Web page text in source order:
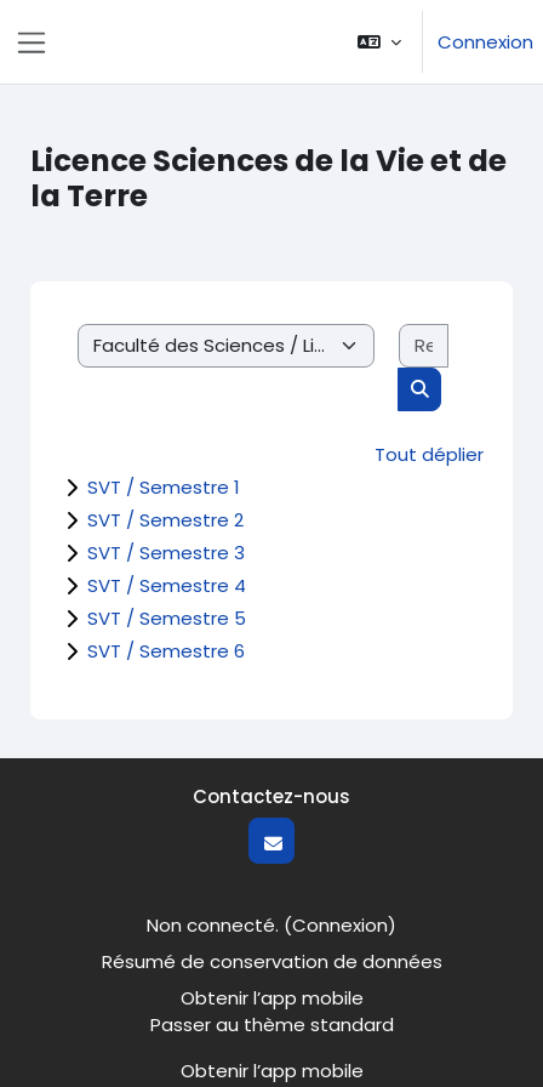
Connexion
Licence Sciences de la Vie et de
la Terre
Catégories de cours
Rechercher
Tout déplier
SVT / Semestre 1
SVT / Semestre 2
SVT / Semestre 3
SVT / Semestre 4
SVT / Semestre 5
SVT / Semestre 6
Contactez-nous
Non connecté. (Connexion)
Résumé de conservation de données
Obtenir l’app mobile
Passer au thème standard
Obtenir l’app mobile